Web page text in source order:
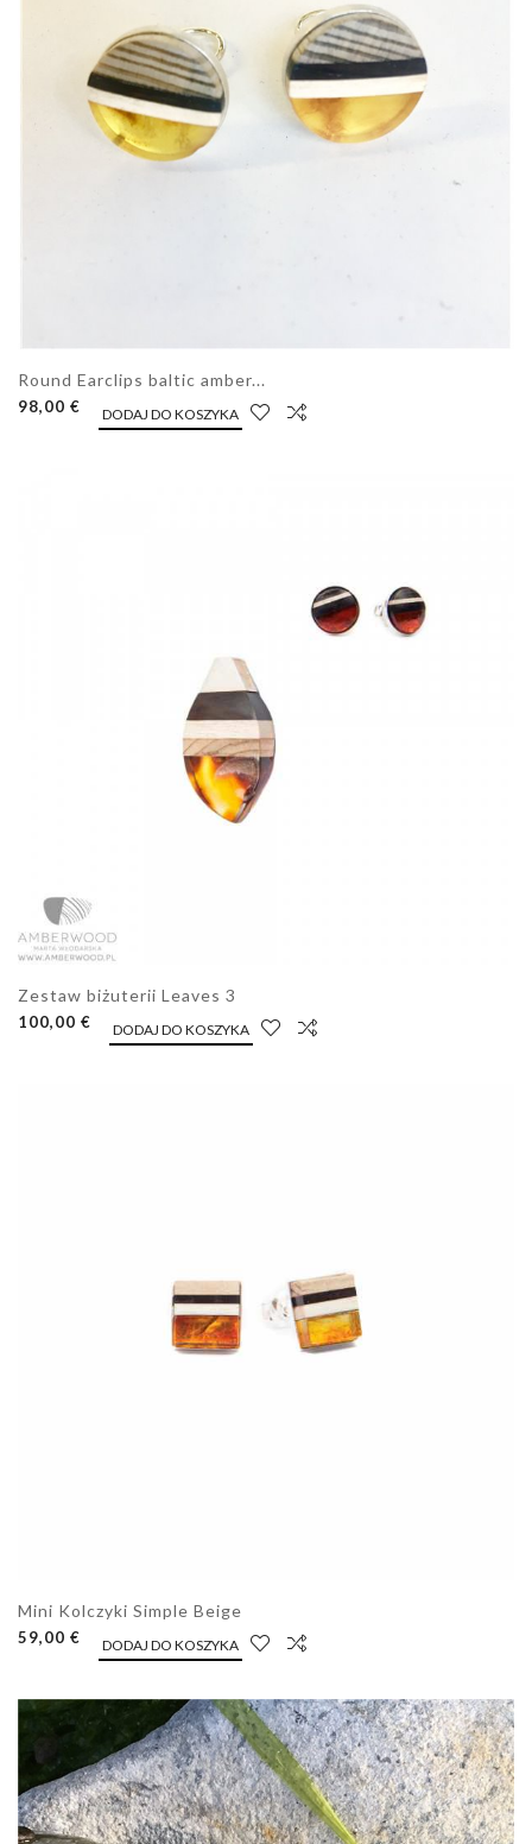
Round Earclips baltic amber...
98,00 € DODAJ DO KOSZYKA
Zestaw biżuterii Leaves 3
100,00 € DODAJ DO KOSZYKA
Mini Kolczyki Simple Beige
59,00 € DODAJ DO KOSZYKA